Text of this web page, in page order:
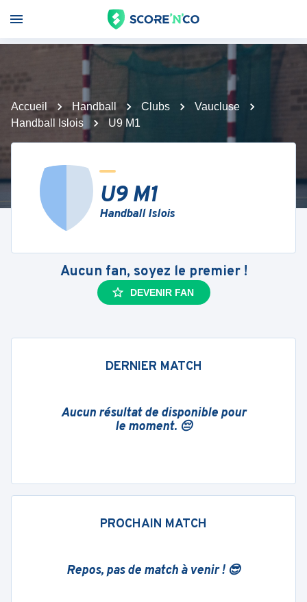
Accueil Handball Clubs
Vaucluse
Handball Islois
U9 M1
U9 M1
Handball Islois
Aucun fan, soyez le premier !
DEVENIR FAN
DERNIER MATCH
Aucun résultat de disponible pour
le moment. 😔
PROCHAIN MATCH
Repos, pas de match à venir ! 😎